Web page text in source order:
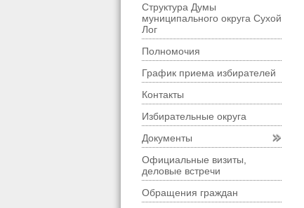
Структура Думы
муниципального округа Сухой
Лог
Полномочия
График приема избирателей
Контакты
Избирательные округа
Документы
Официальные визиты,
деловые встречи
Обращения граждан